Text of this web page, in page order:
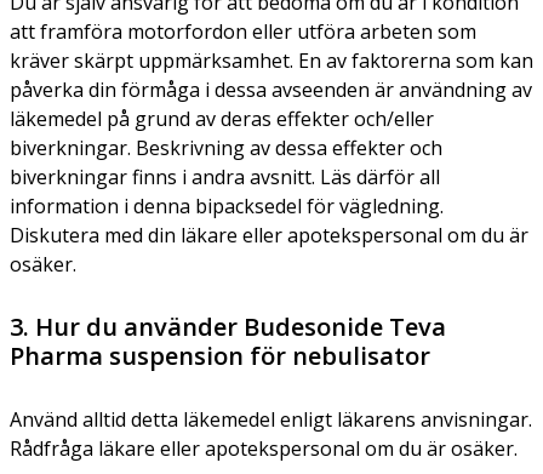
att framföra motorfordon eller utföra arbeten som
kräver skärpt uppmärksamhet. En av faktorerna som kan
påverka din förmåga i dessa avseenden är användning av
läkemedel på grund av deras effekter och/eller
biverkningar. Beskrivning av dessa effekter och
biverkningar finns i andra avsnitt. Läs därför all
information i denna bipacksedel för vägledning.
Diskutera med din läkare eller apotekspersonal om du är
osäker.
3. Hur du använder Budesonide Teva
Pharma suspension för nebulisator
Använd alltid detta läkemedel enligt läkarens anvisningar.
Rådfråga läkare eller apotekspersonal om du är osäker.